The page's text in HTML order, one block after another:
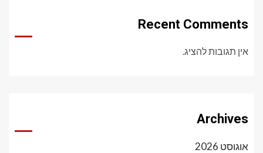
Recent Comments
אין תגובות להציג.
Archives
אוגוסט 2026